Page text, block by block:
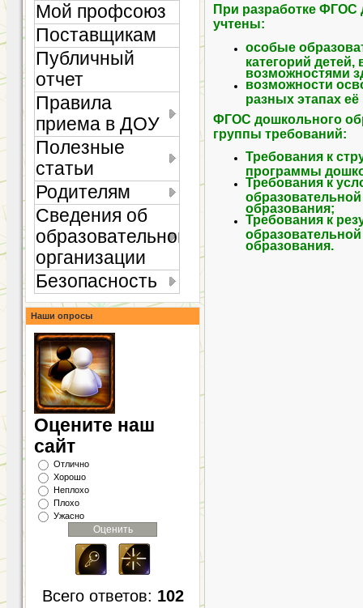
Мой профсоюз
Поставщикам
Публичный
отчет
Правила
приема в ДОУ
Полезные
статьи
Родителям
Сведения об
образовательной
организации
Безопасность
Наши опросы
Оцените наш
сайт
Отлично
Хорошо
Неплохо
Плохо
Ужасно
Всего ответов: 102
При разработке ФГОС
учтены:
особые
категорий
возможностями
возможности
разных этапах её
ФГОС дошкольного
группы требований:
Требования к
программы
Требования к
образования;
Требования к
образования.